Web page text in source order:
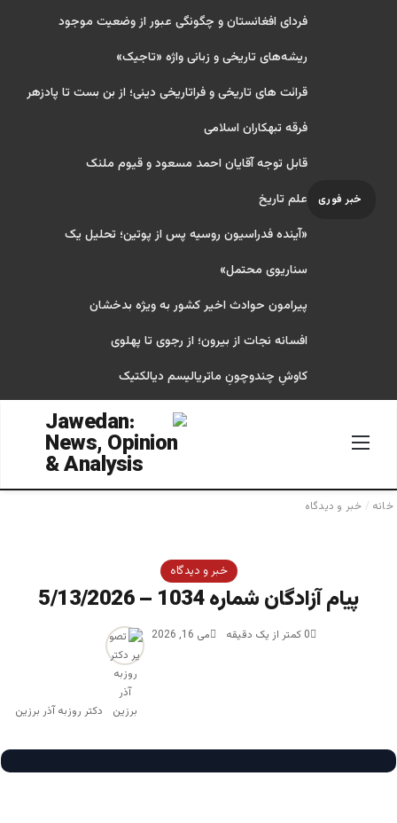
خبر فوری
فردای افغانستان و چگونگی عبور از وضعیت موجود
ریشه‌های تاریخی و زبانی واژه «تاجیک»
قرائت های تاریخی و فراتاریخی دینی؛ از بن بست تا پادزهر
فرقه تبهکاران اسلامی
قابل توجه آقایان احمد مسعود و قیوم ملنک
علم تاریخ
«آینده فدراسیون روسیه پس از پوتین؛ تحلیل یک
سناریوی محتمل»
پیرامون حوادث اخیر کشور به ویژه بدخشان
افسانه نجات از بیرون؛ از رجوی تا پهلوی
کاوشِ چندو‌چونِ ماتریالیسم دیالکتیک
خانه / خبر و دیدگاه
خبر و دیدگاه
پیام آزادگان شماره 1034 – 5/13/2026
دکتر روزبه آذر برزین
می 16, 2026 0 کمتر از یک دقیقه